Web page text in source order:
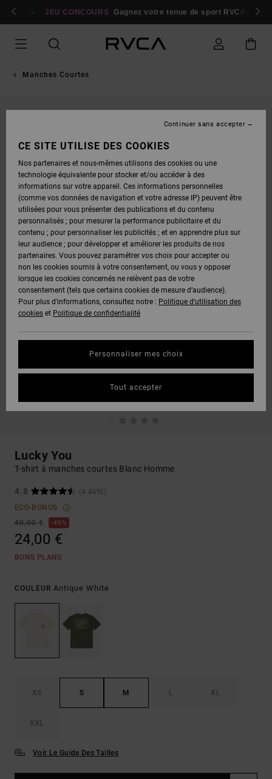
Se connecter / s'inscrire
JEU CONCOURS Gagnez votre tenue de sport RVCA
Manches Courtes
Lucky You
T-shirt à manches courtes Blanc Homme
4.8
(4 AVIS)
ECO-BONUS
40,00 €
40%
24,00 €
BONS PLANS
COULEUR Antique White
XS S M L XL
XXL
Voir Le Guide Des Tailles
CE SITE UTILISE DES COOKIES
Nos partenaires et nous-mêmes utilisons des cookies ou une
technologie équivalente pour stocker et/ou accéder à des
informations sur votre appareil. Ces informations personnelles
(comme vos données de navigation et votre adresse IP) peuvent être
utilisées pour vous présenter des publications et du contenu
personnalisés ; pour mesurer la performance publicitaire et du
contenu ; pour personnaliser les publicités ; et en apprendre plus sur
leur audience ; pour développer et améliorer les produits de nos
partenaires. Vous pouvez paramétrer vos choix pour accepter ou
non les cookies soumis à votre consentement, ou vous y opposer
lorsque les cookies concernés ne relèvent pas de votre
consentement (tels que certains cookies de mesure d’audience).
Pour plus d'informations, consultez notre : Politique d'utilisation des
cookies et Politique de confidentialité
Personnaliser mes choix
Continuer sans accepter
Tout accepter